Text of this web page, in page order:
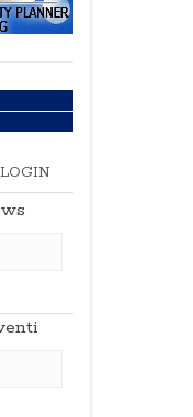
LOGIN